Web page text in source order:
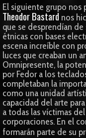
El siguiente grupo
Theodor Bastard nos
que se desprendían
étnicas con bases
escena increíble con
luces que creaban un
Omnipresente, la
por Fedor a los
completaban la
como una unidad
capacidad del arte
a todas las víctimas
corporaciones. En el
formarán parte de su